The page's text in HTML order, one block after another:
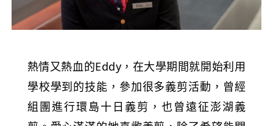
熱情又熱血的Eddy，在大學期間就開始利用
學校學到的技能，參加很多義剪活動，曾經
組團進行環島十日義剪，也曾遠征澎湖義